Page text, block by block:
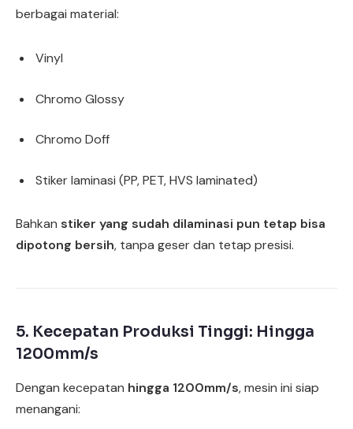
berbagai material:
Vinyl
Chromo Glossy
Chromo Doff
Stiker laminasi (PP, PET, HVS laminated)
Bahkan stiker yang sudah dilaminasi pun tetap bisa
dipotong bersih, tanpa geser dan tetap presisi.
5. Kecepatan Produksi Tinggi: Hingga
1200mm/s
Dengan kecepatan hingga 1200mm/s, mesin ini siap
menangani: